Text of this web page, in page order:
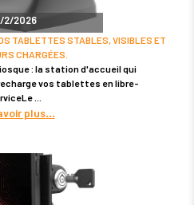
2/2026
TABLETTES STABLES, VISIBLES ET
CHARGÉES.
: la station d'accueil qui
vos tablettes en libre-
plus